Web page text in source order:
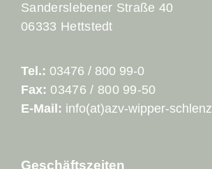
Sanderslebener Straße 40
06333 Hettstedt
Tel.: 03476 / 800 99-0
Fax: 03476 / 800 99-50
E-Mail: info(at)azv-wipper-
Geschäftszeiten